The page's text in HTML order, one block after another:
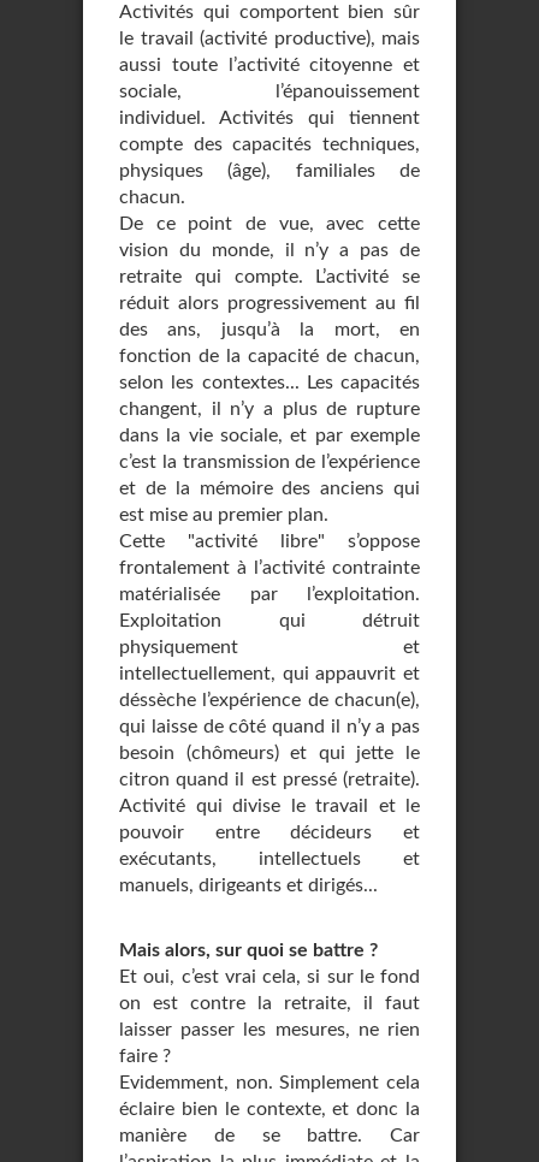
Activités qui comportent bien sûr
le travail (activité productive), mais
aussi toute l’activité citoyenne et
sociale, l’épanouissement
individuel. Activités qui tiennent
compte des capacités techniques,
physiques (âge), familiales de
chacun.
De ce point de vue, avec cette
vision du monde, il n’y a pas de
retraite qui compte. L’activité se
réduit alors progressivement au fil
des ans, jusqu’à la mort, en
fonction de la capacité de chacun,
selon les contextes... Les capacités
changent, il n’y a plus de rupture
dans la vie sociale, et par exemple
c’est la transmission de l’expérience
et de la mémoire des anciens qui
est mise au premier plan.
Cette "activité libre" s’oppose
frontalement à l’activité contrainte
matérialisée par l’exploitation.
Exploitation qui détruit
physiquement et
intellectuellement, qui appauvrit et
déssèche l’expérience de chacun(e),
qui laisse de côté quand il n’y a pas
besoin (chômeurs) et qui jette le
citron quand il est pressé (retraite).
Activité qui divise le travail et le
pouvoir entre décideurs et
exécutants, intellectuels et
manuels, dirigeants et dirigés...
Mais alors, sur quoi se battre ?
Et oui, c’est vrai cela, si sur le fond
on est contre la retraite, il faut
laisser passer les mesures, ne rien
faire ?
Evidemment, non. Simplement cela
éclaire bien le contexte, et donc la
manière de se battre. Car